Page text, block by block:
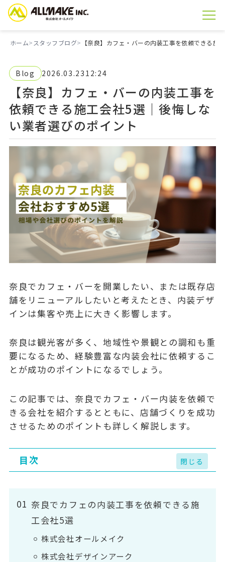
ホーム スタッフブログ 【奈良】カフェ・バーの内装工事を依頼できる
Blog 2026.03.23 12:24
【奈良】カフェ・バーの内装工事を
依頼できる施工会社5選｜後悔しな
い業者選びのポイント
奈良でカフェ・バーを開業したい、または既存店
舗をリニューアルしたいと考えたとき、内装デザ
インは集客や売上に大きく影響します。
奈良は観光客が多く、地域性や景観との調和も重
要になるため、経験豊富な内装会社に依頼するこ
とが成功のポイントになるでしょう。
この記事では、奈良でカフェ・バー内装を依頼で
きる会社を紹介するとともに、店舗づくりを成功
させるためのポイントも詳しく解説します。
目次
奈良でカフェの内装工事を依頼できる施
工会社5選
株式会社オールメイク
株式会社デザインアーク